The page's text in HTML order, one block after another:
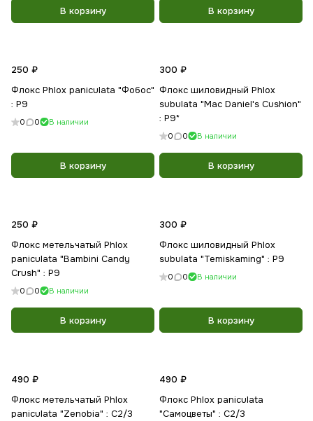
В корзину В корзину
250 ₽
Флокс Phlox paniculata "Фобос"
: Р9
0 0 В наличии
В корзину
300 ₽
Флокс шиловидный Phlox
subulata "Mac Daniel's Cushion"
: Р9*
0 0 В наличии
В корзину
250 ₽
Флокс метельчатый Phlox
paniculata "Bambini Candy
Crush" : P9
0 0 В наличии
В корзину
300 ₽
Флокс шиловидный Phlox
subulata "Temiskaming" : Р9
0 0 В наличии
В корзину
490 ₽
Флокс метельчатый Phlox
paniculata "Zenobia" : C2/3
490 ₽
Флокс Phlox paniculata
"Самоцветы" : C2/3